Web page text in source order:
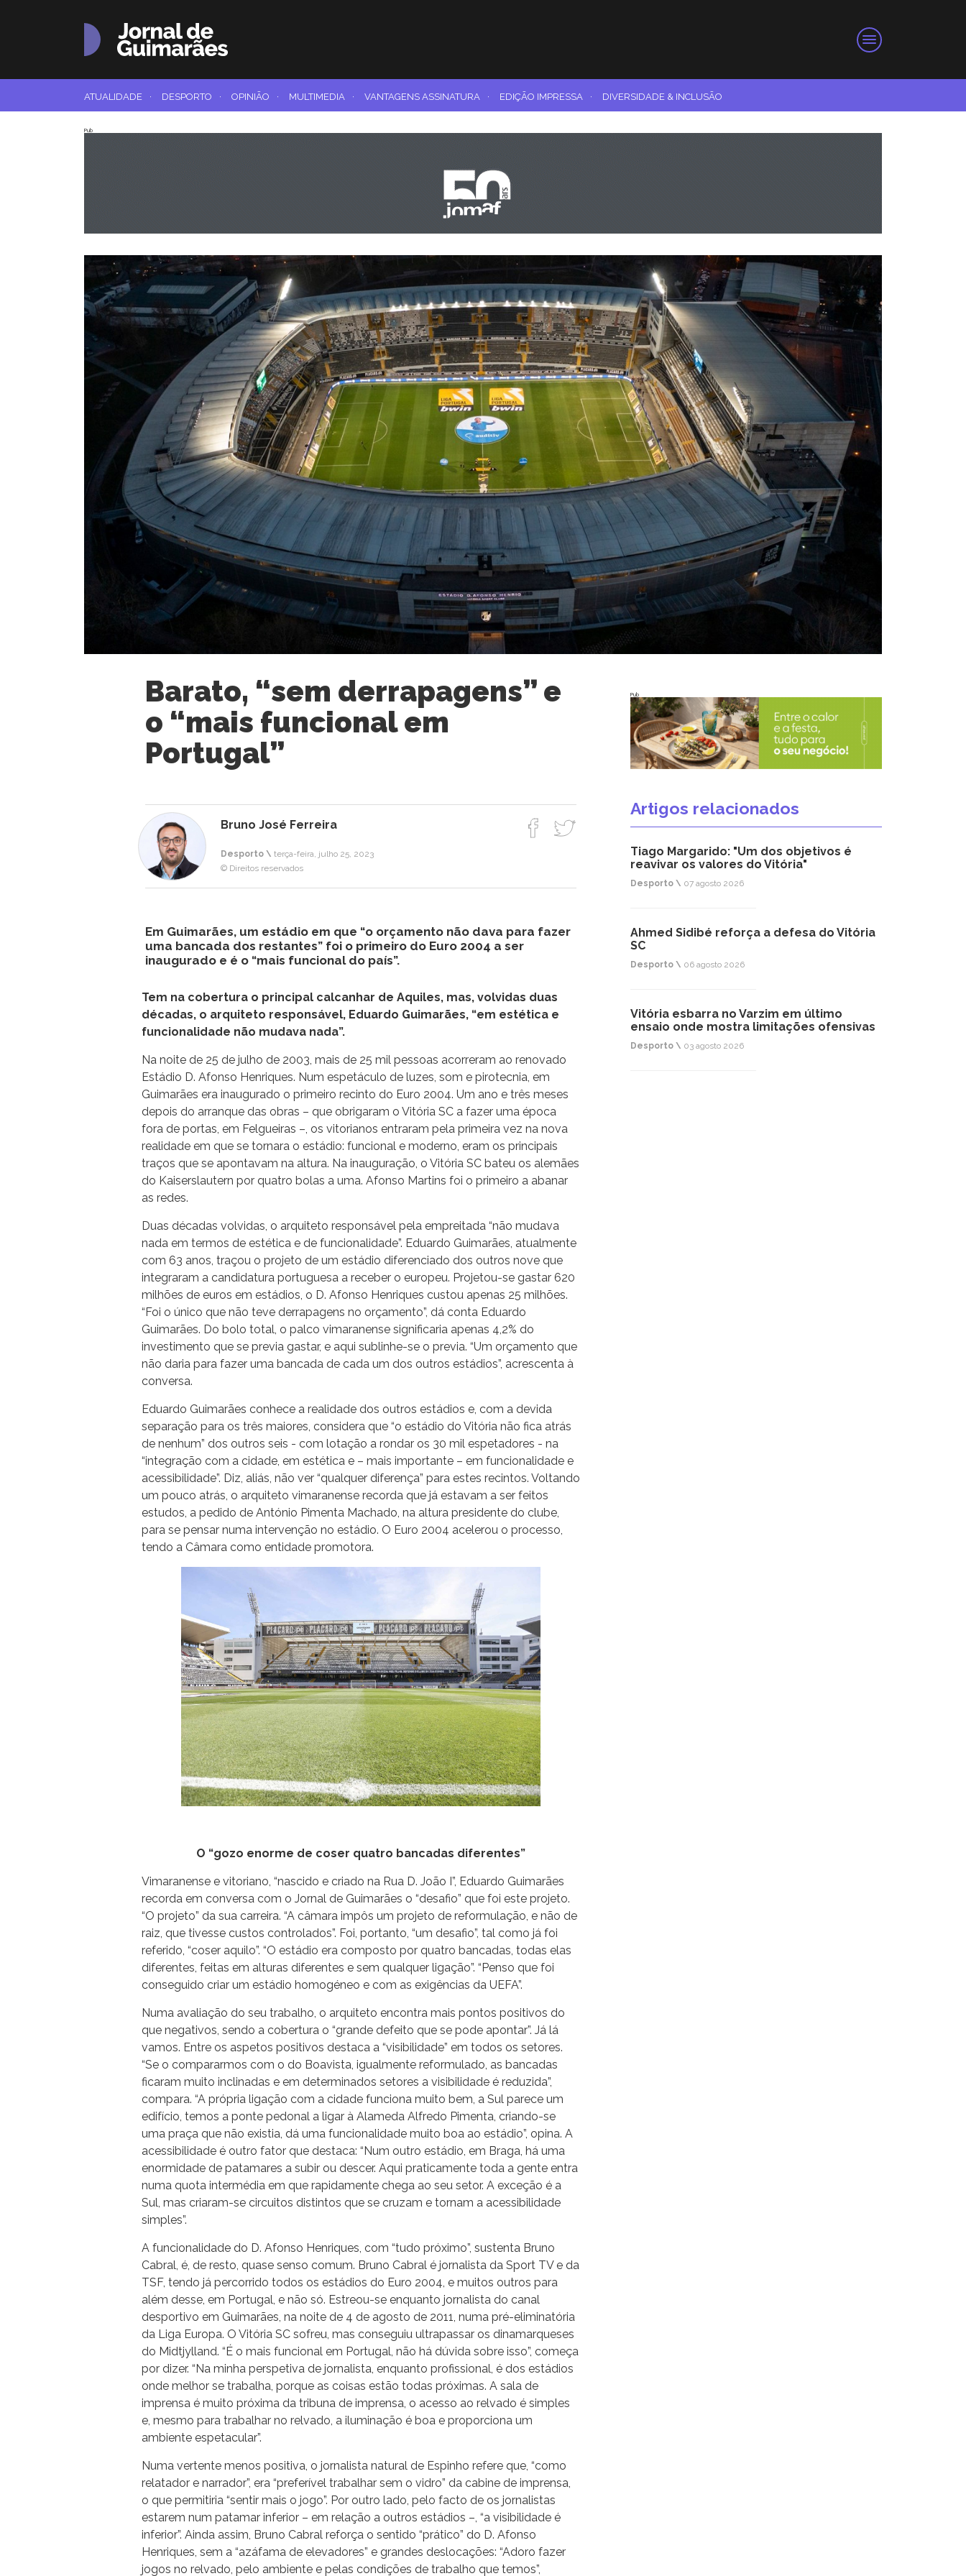
ATUALIDADE · DESPORTO · OPINIÃO · MULTIMEDIA · VANTAGENS ASSINATURA · EDIÇÃO IMPRESSA · DIVERSIDADE & INCLUSÃO
Pub
Barato, “sem derrapagens” e
o “mais funcional em
Portugal”
Bruno José Ferreira
Desporto \ terça-feira, julho 25, 2023
© Direitos reservados
Em Guimarães, um estádio em que “o orçamento não dava para fazer
uma bancada dos restantes” foi o primeiro do Euro 2004 a ser
inaugurado e é o “mais funcional do país”.
Tem na cobertura o principal calcanhar de Aquiles, mas, volvidas duas
décadas, o arquiteto responsável, Eduardo Guimarães, “em estética e
funcionalidade não mudava nada”.
Na noite de 25 de julho de 2003, mais de 25 mil pessoas acorreram ao renovado
Estádio D. Afonso Henriques. Num espetáculo de luzes, som e pirotecnia, em
Guimarães era inaugurado o primeiro recinto do Euro 2004. Um ano e três meses
depois do arranque das obras – que obrigaram o Vitória SC a fazer uma época
fora de portas, em Felgueiras –, os vitorianos entraram pela primeira vez na nova
realidade em que se tornara o estádio: funcional e moderno, eram os principais
traços que se apontavam na altura. Na inauguração, o Vitória SC bateu os alemães
do Kaiserslautern por quatro bolas a uma. Afonso Martins foi o primeiro a abanar
as redes.
Duas décadas volvidas, o arquiteto responsável pela empreitada “não mudava
nada em termos de estética e de funcionalidade”. Eduardo Guimarães, atualmente
com 63 anos, traçou o projeto de um estádio diferenciado dos outros nove que
integraram a candidatura portuguesa a receber o europeu. Projetou-se gastar 620
milhões de euros em estádios, o D. Afonso Henriques custou apenas 25 milhões.
“Foi o único que não teve derrapagens no orçamento”, dá conta Eduardo
Guimarães. Do bolo total, o palco vimaranense significaria apenas 4,2% do
investimento que se previa gastar, e aqui sublinhe-se o previa. “Um orçamento que
não daria para fazer uma bancada de cada um dos outros estádios”, acrescenta à
conversa.
Eduardo Guimarães conhece a realidade dos outros estádios e, com a devida
separação para os três maiores, considera que “o estádio do Vitória não fica atrás
de nenhum” dos outros seis - com lotação a rondar os 30 mil espetadores - na
“integração com a cidade, em estética e – mais importante – em funcionalidade e
acessibilidade”. Diz, aliás, não ver “qualquer diferença” para estes recintos. Voltando
um pouco atrás, o arquiteto vimaranense recorda que já estavam a ser feitos
estudos, a pedido de António Pimenta Machado, na altura presidente do clube,
para se pensar numa intervenção no estádio. O Euro 2004 acelerou o processo,
tendo a Câmara como entidade promotora.
O “gozo enorme de coser quatro bancadas diferentes”
Vimaranense e vitoriano, “nascido e criado na Rua D. João I”, Eduardo Guimarães
recorda em conversa com o Jornal de Guimarães o “desafio” que foi este projeto.
“O projeto” da sua carreira. “A câmara impôs um projeto de reformulação, e não de
raiz, que tivesse custos controlados”. Foi, portanto, “um desafio”, tal como já foi
referido, “coser aquilo”. “O estádio era composto por quatro bancadas, todas elas
diferentes, feitas em alturas diferentes e sem qualquer ligação”. “Penso que foi
conseguido criar um estádio homogéneo e com as exigências da UEFA”.
Numa avaliação do seu trabalho, o arquiteto encontra mais pontos positivos do
que negativos, sendo a cobertura o “grande defeito que se pode apontar”. Já lá
vamos. Entre os aspetos positivos destaca a “visibilidade” em todos os setores.
“Se o compararmos com o do Boavista, igualmente reformulado, as bancadas
ficaram muito inclinadas e em determinados setores a visibilidade é reduzida”,
compara. “A própria ligação com a cidade funciona muito bem, a Sul parece um
edifício, temos a ponte pedonal a ligar à Alameda Alfredo Pimenta, criando-se
uma praça que não existia, dá uma funcionalidade muito boa ao estádio”, opina. A
acessibilidade é outro fator que destaca: “Num outro estádio, em Braga, há uma
enormidade de patamares a subir ou descer. Aqui praticamente toda a gente entra
numa quota intermédia em que rapidamente chega ao seu setor. A exceção é a
Sul, mas criaram-se circuitos distintos que se cruzam e tornam a acessibilidade
simples”.
A funcionalidade do D. Afonso Henriques, com “tudo próximo”, sustenta Bruno
Cabral, é, de resto, quase senso comum. Bruno Cabral é jornalista da Sport TV e da
TSF, tendo já percorrido todos os estádios do Euro 2004, e muitos outros para
além desse, em Portugal, e não só. Estreou-se enquanto jornalista do canal
desportivo em Guimarães, na noite de 4 de agosto de 2011, numa pré-eliminatória
da Liga Europa. O Vitória SC sofreu, mas conseguiu ultrapassar os dinamarqueses
do Midtjylland. “É o mais funcional em Portugal, não há dúvida sobre isso”, começa
por dizer. “Na minha perspetiva de jornalista, enquanto profissional, é dos estádios
onde melhor se trabalha, porque as coisas estão todas próximas. A sala de
imprensa é muito próxima da tribuna de imprensa, o acesso ao relvado é simples
e, mesmo para trabalhar no relvado, a iluminação é boa e proporciona um
ambiente espetacular”.
Numa vertente menos positiva, o jornalista natural de Espinho refere que, “como
relatador e narrador”, era “preferível trabalhar sem o vidro” da cabine de imprensa,
o que permitiria “sentir mais o jogo”. Por outro lado, pelo facto de os jornalistas
estarem num patamar inferior – em relação a outros estádios –, “a visibilidade é
inferior”. Ainda assim, Bruno Cabral reforça o sentido “prático” do D. Afonso
Henriques, sem a “azáfama de elevadores” e grandes deslocações: “Adoro fazer
jogos no relvado, pelo ambiente e pelas condições de trabalho que temos”,
Pub
Artigos relacionados
Tiago Margarido: "Um dos objetivos é
reavivar os valores do Vitória"
Desporto \ 07 agosto 2026
Ahmed Sidibé reforça a defesa do Vitória
SC
Desporto \ 06 agosto 2026
Vitória esbarra no Varzim em último
ensaio onde mostra limitações ofensivas
Desporto \ 03 agosto 2026